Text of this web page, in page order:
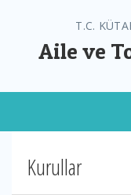
T.C.
Aile ve
Kurullar